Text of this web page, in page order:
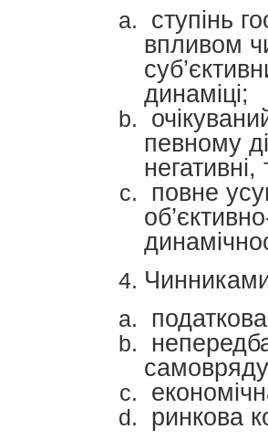
ступінь
впливом
динаміці;
певному
негативні,
повне
ринкова